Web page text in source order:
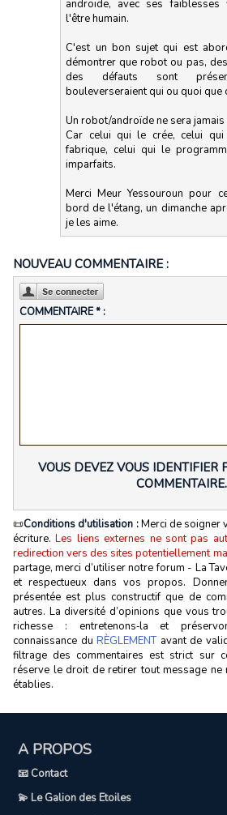
androïde, avec ses faiblesses
l'être humain.
C'est un bon sujet qui est
démontrer que robot ou pas,
des défauts sont
bouleverseraient qui ou quoi que
Un robot/androïde ne sera jamais
Car celui qui le crée, celui
fabrique, celui qui le
imparfaits.
Merci Meur Yessouroun pour
bord de l'étang, un dimanche
je les aime.
NOUVEAU COMMENTAIRE :
COMMENTAIRE * :
VOUS DEVEZ VOUS IDENTIFIER
COMMENTAIRE.
📜Conditions d'utilisation :Merci de soigner
écriture.Les liens externes ne sont pas
redirection vers des sites potentiellement
partage, merci d’utiliser notre forum - La
et respectueux dans vos propos.
présentée est plus constructif que de
autres. La diversité d’opinions que vous
richesse : entretenons‑la et
connaissance du RÈGLEMENTavant de
filtrage des commentaires est strict sur
réserve le droit de retirer tout message ne
établies.
A PROPOS
📧 Contact
💫 Le Galion des Etoiles